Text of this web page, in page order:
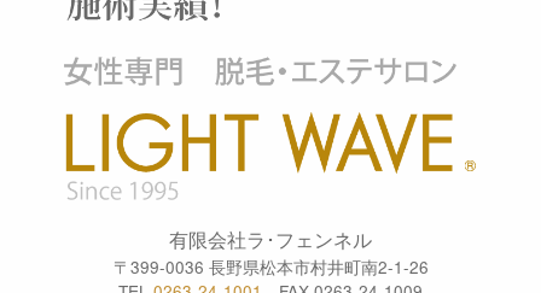
有限会社ラ･フェンネル
〒399-0036 長野県松本市村井町南2-1-26